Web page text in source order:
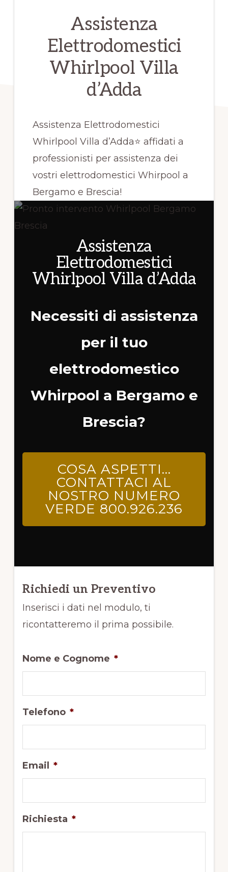
Assistenza
Elettrodomestici
Whirlpool Villa
d’Adda
Assistenza Elettrodomestici
Whirlpool Villa d’Adda⭐ affidati a
professionisti per assistenza dei
vostri elettrodomestici Whirpool a
Bergamo e Brescia!
Assistenza
Elettrodomestici
Whirlpool Villa d’Adda
Necessiti di assistenza
per il tuo
elettrodomestico
Whirpool a Bergamo e
Brescia?
COSA ASPETTI…
CONTATTACI AL
NOSTRO NUMERO
VERDE 800.926.236
Richiedi un Preventivo
Inserisci i dati nel modulo, ti
ricontatteremo il prima possibile.
Nome e Cognome *
Telefono *
Email *
Richiesta *